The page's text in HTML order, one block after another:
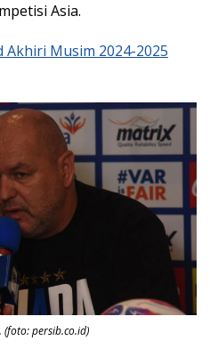
Asia.
Akhiri Musim 2024-2025
(foto: persib.co.id)